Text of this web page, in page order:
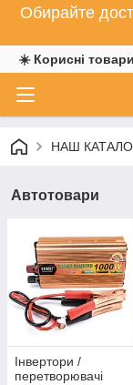
Обирайте
☀️ Корисні
НАШ
Автотовари
Інвертори /
перетворювачі